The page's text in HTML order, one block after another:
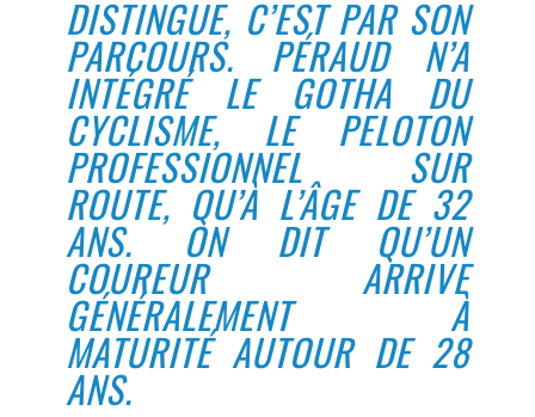
DISTINGUE, C’EST PAR SON
PARCOURS. PÉRAUD N’A
INTÉGRÉ LE GOTHA DU
CYCLISME, LE PELOTON
PROFESSIONNEL SUR
ROUTE, QU’À L’ÂGE DE 32
ANS. ON DIT QU’UN
COUREUR ARRIVE
GÉNÉRALEMENT À
MATURITÉ AUTOUR DE 28
ANS.